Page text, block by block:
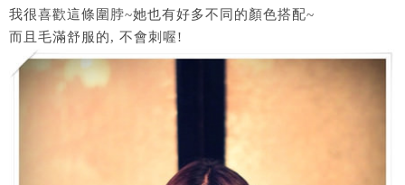
我很喜歡這條圍脖~她也有好多不同的顏色搭配~
而且毛滿舒服的, 不會刺喔!